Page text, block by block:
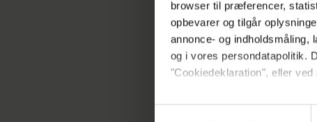
browser til præferencer,
opbevarer og tilgår
annonce- og indholdsmåling,
og i vores persondatapolitik.
"Cookiedeklaration", eller
Dine valg anvendes på hele